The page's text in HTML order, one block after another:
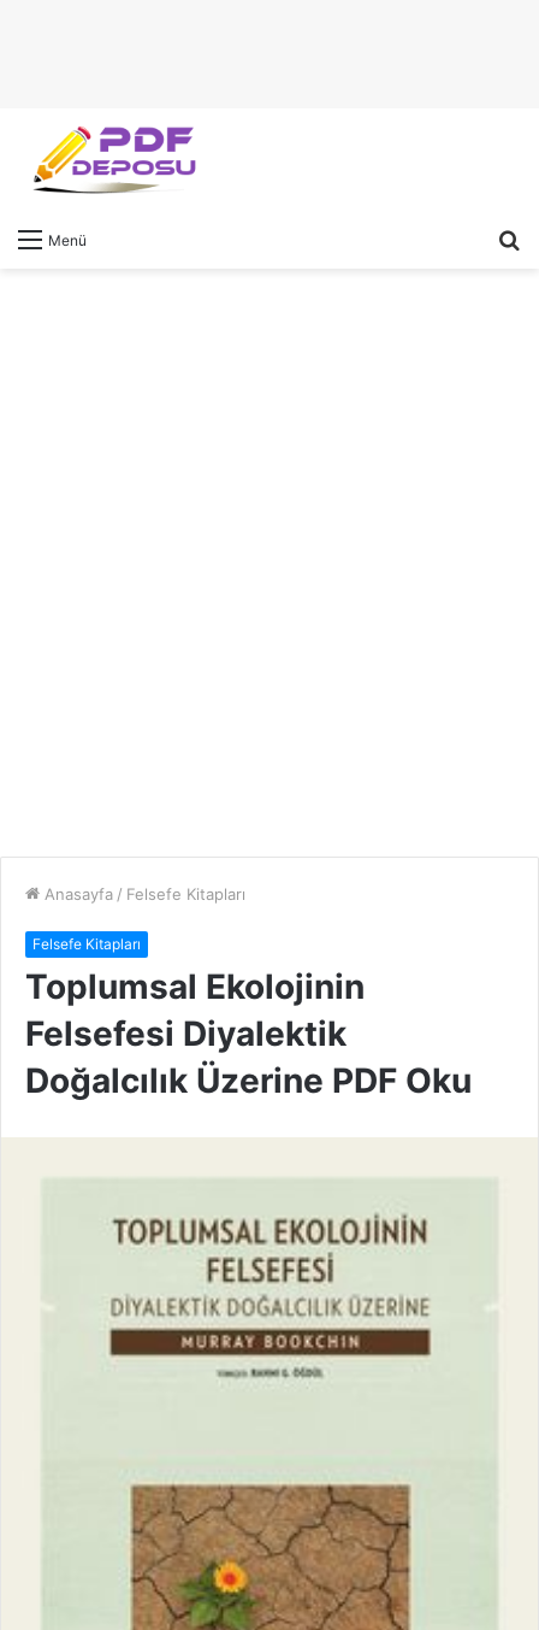
Menü
Anasayfa / Felsefe Kitapları
Felsefe Kitapları
Toplumsal Ekolojinin
Felsefesi Diyalektik
Doğalcılık Üzerine PDF Oku